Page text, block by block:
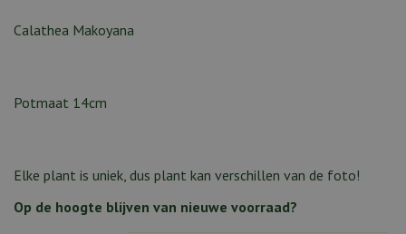
Calathea Makoyana
Potmaat 14cm
Elke plant is uniek, dus plant kan verschillen van de foto!
Op de hoogte blijven van nieuwe voorraad?